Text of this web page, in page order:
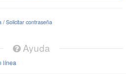
/ Solicitar contraseña
Ayuda
línea